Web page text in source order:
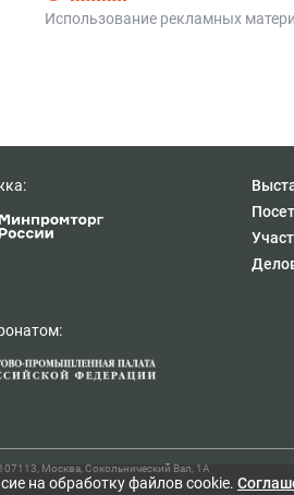
Использование рекламных
Москва, Сокольнический Вал, 1А
на обработку файлов cookie.